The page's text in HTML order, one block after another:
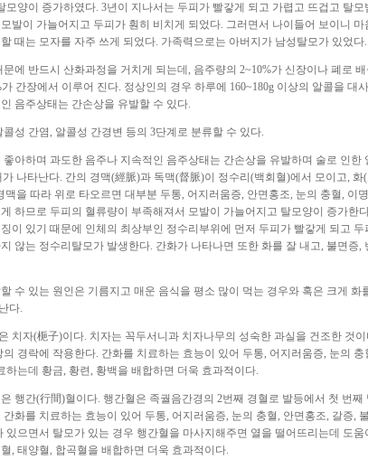
모양이 증가하였다. 3년이 지나서는 두피가 빨갛게 되고 가렵고 뜨겁고 탈
발이 가늘어지고 두피가 훤히 비치게 되었다. 그러면서 나이들어 보이니 마
때는 모자를 자주 쓰게 되었다. 가족력으로는 아버지가 남성탈모가 있었다.
에 반드시 산화과정을 거치게 되는데, 음주량의 2~10%가 신장이나 폐로 배
간장에서 이루어 진다. 정상인의 경우 하루에 160~180g 이상의 알콜을 대
음주상태는 간손상을 유발할 수 있다.
성 간염, 알콜성 간경변 등의 3단계로 분류할 수 있다.
아하며 과도한 음주나 지속적인 음주상태는 간손상을 유발하며 술로 인한
나타난다. 간의 경맥(經脈)과 독맥(督脈)이 정수리(백회혈)에서 모이고, 화
을 따라 위로 타오르면 대부분 두통, 어지러움증, 안면홍조, 눈의 충혈, 이
하므로 두피의 혈류량이 부족해져서 모발이 가늘어지고 탈모양이 증가한
이 있기 때문에 인체의 최상부인 정수리부위에 먼저 두피가 빨갛게 되고 두
않는 정수리탈모가 발생한다. 간화가 나타나면 또한 화를 잘 내고, 불면증,
수 있는 원인은 기름지고 매운 음식을 평소 많이 먹는 경우와 혹은 크게 화
다.
치자(梔子)이다. 치자는 꼭두서니과 치자나무의 성숙한 과실을 건조한 것
경락에 작용한다. 간화를 치료하는 효능이 있어 두통, 어지러움증, 눈의 충
하는데 황금, 황련, 황백을 배합하면 더욱 효과적이다.
행간(行間)혈이다. 행간혈은 족궐음간경의 2번째 경혈로 발등에서 첫 번째
화를 치료하는 효능이 있어 두통, 어지러움증, 눈의 충혈, 안면홍조, 갈증,
있으면서 탈모가 있는 경우 행간혈을 마사지해주면 열을 떨어뜨리는데 도움
, 태양혈, 합곡혈을 배합하면 더욱 효과적이다.